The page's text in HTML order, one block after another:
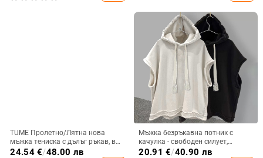
TUME Пролетно/Лятна нова
мъжка тениска с дълъг ръкав, в
същия цвят, с вафлена долна
24.54€/48.00 лв
Мъжка безръкавна потник с
качулка - свободен силует,
полиестер, стил Хонгконг, лято
20.91 €/40.90 лв